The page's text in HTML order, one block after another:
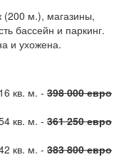
(200 м.), магазины,
бассейн и паркинг.
и ухожена.
кв. м. - 398 000 евро
кв. м. - 361 250 евро
кв. м. - 383 800 евро